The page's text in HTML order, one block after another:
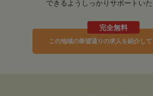
できるようしっかりサポートいた
完全無料
この地域の希望通りの求人を紹介して